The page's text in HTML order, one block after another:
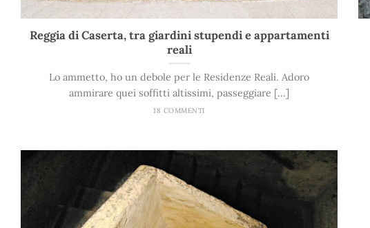
Reggia di Caserta, tra giardini stupendi e appartamenti
reali
Lo ammetto, ho un debole per le Residenze Reali. Adoro
ammirare quei soffitti altissimi, passeggiare [...]
18 COMMENTI